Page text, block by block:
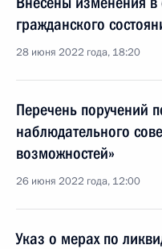
гражданского
28 июня 2022 года, 18:20
Перечень поручений
наблюдательного
возможностей»
26 июня 2022 года, 12:00
Указ о мерах по